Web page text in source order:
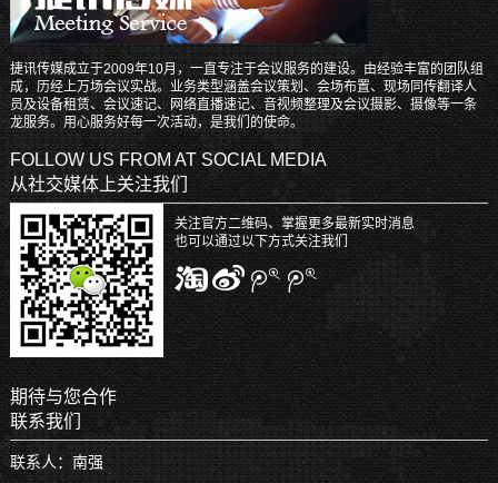
捷讯传媒成立于2009年10月，一直专注于会议服务的建设。由经验丰富的团队组
成，历经上万场会议实战。业务类型涵盖会议策划、会场布置、现场同传翻译人
员及设备租赁、会议速记、网络直播速记、音视频整理及会议摄影、摄像等一条
龙服务。用心服务好每一次活动，是我们的使命。
FOLLOW US FROM AT SOCIAL MEDIA
从社交媒体上关注我们
关注官方二维码、掌握更多最新实时消息
也可以通过以下方式关注我们
期待与您合作
联系我们
联系人：南强